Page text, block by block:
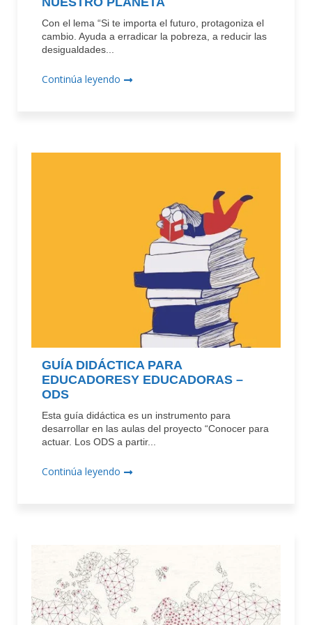
Con el lema “Si te importa el futuro, protagoniza el
cambio. Ayuda a erradicar la pobreza, a reducir las
desigualdades...
Continúa leyendo
GUÍA DIDÁCTICA PARA
EDUCADORESY EDUCADORAS –
ODS
Esta guía didáctica es un instrumento para
desarrollar en las aulas del proyecto “Conocer para
actuar. Los ODS a partir...
Continúa leyendo